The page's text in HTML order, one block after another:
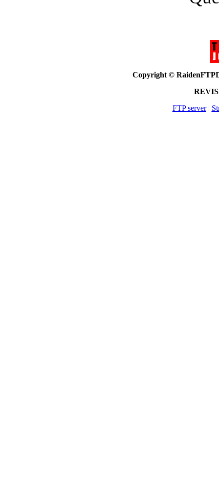
Copyright ©
FTP server|